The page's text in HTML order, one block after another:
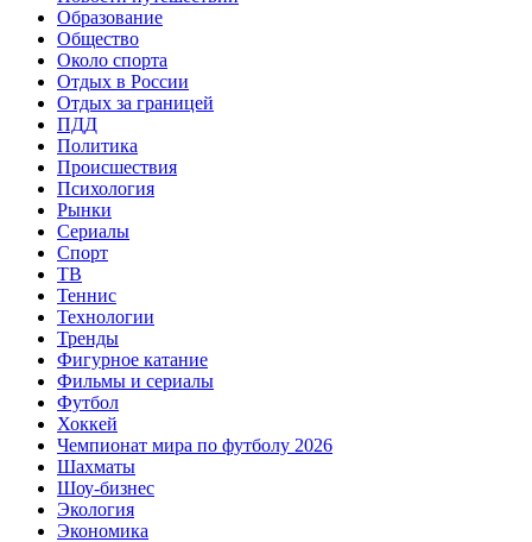
Образование
Общество
Около спорта
Отдых в России
Отдых за границей
ПДД
Политика
Происшествия
Психология
Рынки
Сериалы
Спорт
ТВ
Теннис
Технологии
Тренды
Фигурное катание
Фильмы и сериалы
Футбол
Хоккей
Чемпионат мира по футболу 2026
Шахматы
Шоу-бизнес
Экология
Экономика